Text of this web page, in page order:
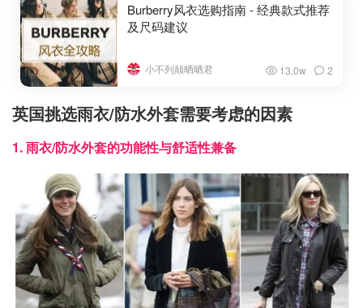
Burberry风衣选购指南 - 经典款式推荐
及尺码建议
小不列颠晒晒君 13.0w 2
英国挑选雨衣/防水外套需要考虑的因素
1. 雨衣/防水外套的功能性与舒适性兼备